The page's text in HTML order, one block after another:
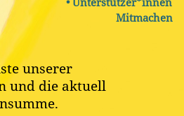
Mitmachen
unserer
und die aktuell